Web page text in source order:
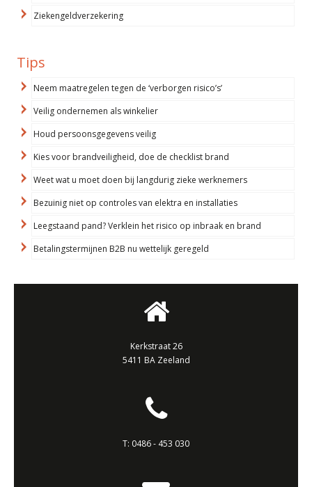
Ziekengeldverzekering
Tips
Neem maatregelen tegen de ‘verborgen risico’s’
Veilig ondernemen als winkelier
Houd persoonsgegevens veilig
Kies voor brandveiligheid, doe de checklist brand
Weet wat u moet doen bij langdurig zieke werknemers
Bezuinig niet op controles van elektra en installaties
Leegstaand pand? Verklein het risico op inbraak en brand
Betalingstermijnen B2B nu wettelijk geregeld
Kerkstraat 26
5411 BA Zeeland
T: 0486 - 453 030